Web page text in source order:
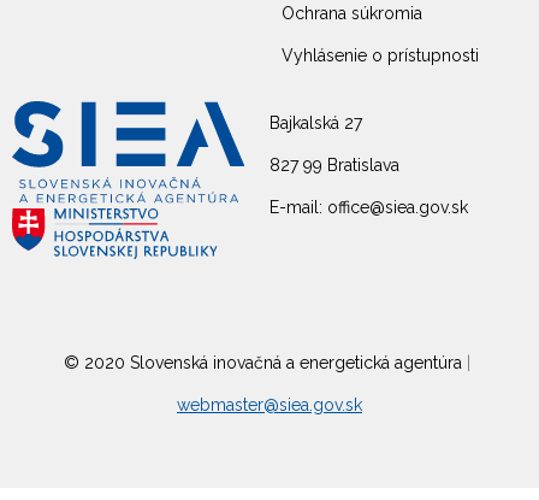
Bajkalská 27
827 99 Bratislava
E-mail: office@siea.gov.sk
Ochrana súkromia
Vyhlásenie o prístupnosti
© 2020 Slovenská inovačná a energetická agentúra
webmaster@siea.gov.sk